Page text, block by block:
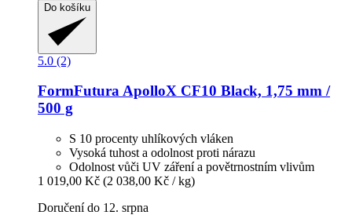
Do košíku
5.0 (2)
FormFuturaApolloX CF10 Black, 1,75 mm /
500 g
S 10 procenty uhlíkových vláken
Vysoká tuhost a odolnost proti nárazu
Odolnost vůči UV záření a povětrnostním vlivům
1 019,00 Kč (2 038,00 Kč / kg)
Doručení do 12. srpna